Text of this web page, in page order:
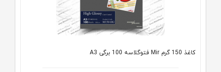
کاغذ 150 گرم Mir فتوگلاسه 100 برگی A3